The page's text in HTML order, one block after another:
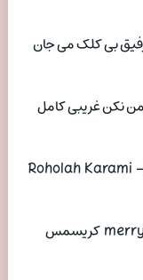
رفیق بی کلک می جان
من نکن غریبی کامل
دانلود آهنگ جدید روح الله کرمی به نام آلفا Roholah Karami –
دانلود آهنگ مری کریسمس merry christmas کریسمس